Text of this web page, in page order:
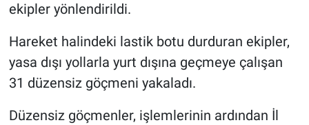
ekipler yönlendirildi.
Hareket halindeki lastik botu durduran ekipler,
yasa dışı yollarla yurt dışına geçmeye çalışan
31 düzensiz göçmeni yakaladı.
Düzensiz göçmenler, işlemlerinin ardından İl